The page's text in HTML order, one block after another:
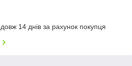
14 днів за рахунок покупця